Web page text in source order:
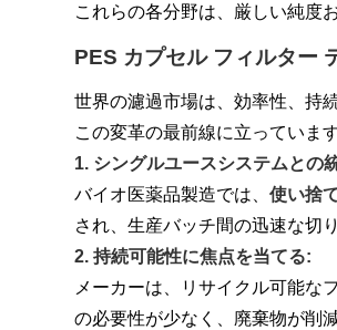
これらの各分野は、厳しい純度
PES カプセル フィルター
世界の濾過市場は、効率性、持
この変革の最前線に立っています
1. シングルユースシステムとの
バイオ医薬品製造では、使い捨
され、生産バッチ間の迅速な切
2. 持続可能性に焦点を当てる:
メーカーは、リサイクル可能な
の必要性が少なく、廃棄物が削